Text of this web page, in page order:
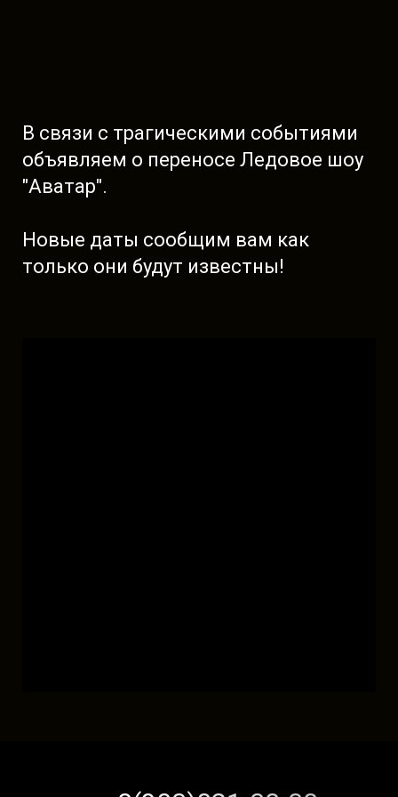
В связи с трагическими событиями
объявляем о переносе Ледовое шоу
"Аватар".
Новые даты сообщим вам как
только они будут известны!